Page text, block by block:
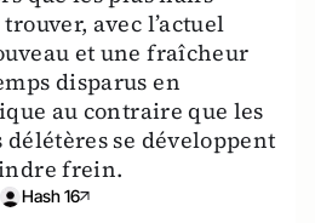
avec l’actuel
et une fraîcheur
disparus en
au contraire que les
se développent
frein.
Hash 16